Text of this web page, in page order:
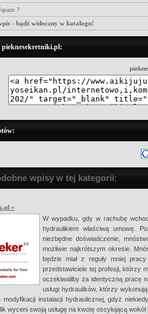
?
- bądź widoczny w katalogu!
wpisy w tej kategorii:
»
W wypadku, gdy w rachubę
hydraulikiem właściwą umowę.
niezbędne doświadczenie,
możliwie najkrótszym okresie.
będzie miał z reguły mniej
przedstawiciele tej profesji, którzy
oczekiwaliby za identyczną pracę
usługi hydraulików, którzy
modyfikacji instalacji hydraulicznej, gdyż
wyceni swoją usługę na kwotę oscylującą wokół